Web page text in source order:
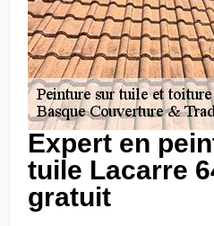
Expert en
tuile Lacarre
gratuit